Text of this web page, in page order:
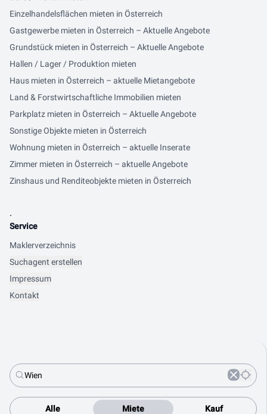
Alle Miete Kauf
Einzelhandelsflächen mieten in Österreich
Gastgewerbe mieten in Österreich – Aktuelle Angebote
Grundstück mieten in Österreich – Aktuelle Angebote
Hallen / Lager / Produktion mieten
Haus mieten in Österreich – aktuelle Mietangebote
Land & Forstwirtschaftliche Immobilien mieten
Parkplatz mieten in Österreich – Aktuelle Angebote
Sonstige Objekte mieten in Österreich
Wohnung mieten in Österreich – aktuelle Inserate
Zimmer mieten in Österreich – aktuelle Angebote
Zinshaus und Renditeobjekte mieten in Österreich
.
Service
Maklerverzeichnis
Suchagent erstellen
Impressum
Kontakt